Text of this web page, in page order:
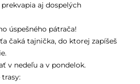
aj dospelých
úspešného pátrača!
čaká tajnička, do ktorej zapíšeš
v nedeľu a v pondelok.